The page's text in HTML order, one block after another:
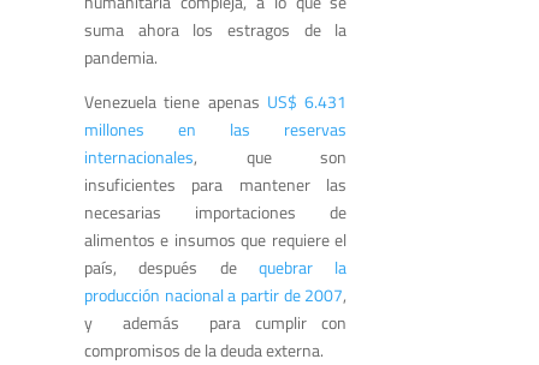
suma ahora los estragos de la
pandemia.
Venezuela tiene apenas US$ 6.431
millones en las reservas
internacionales, que son
insuficientes para mantener las
necesarias importaciones de
alimentos e insumos que requiere el
país, después dequebrar la
producción nacional a partir de 2007,
y además para cumplir con
compromisos de la deuda externa.